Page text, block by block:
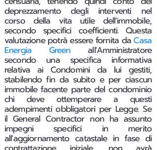
deprezzamento degli interventi nel
corso della vita utile dell'immobile,
secondo specifici coefficienti. Questa
valutazione potrà essere fornita daCasa
Energia Greenall'Amministratore
secondo una specifica informativa
relativa ai Condomini da lui gestiti,
stabilendo fin da subito e per ciascun
immobile facente parte del condominio
chi deve ottemperare a questi
adempimenti obbligatori per Legge. Se
il General Contractor non ha assunto
impegni specifici in merito
all'aggiornamento catastale in fase di